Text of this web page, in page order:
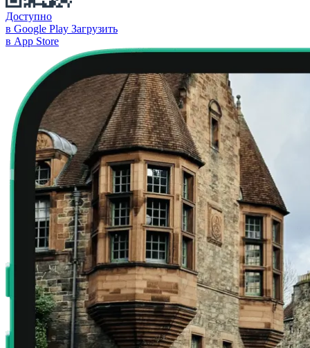
Доступно
в Google Play Загрузить
в App Store